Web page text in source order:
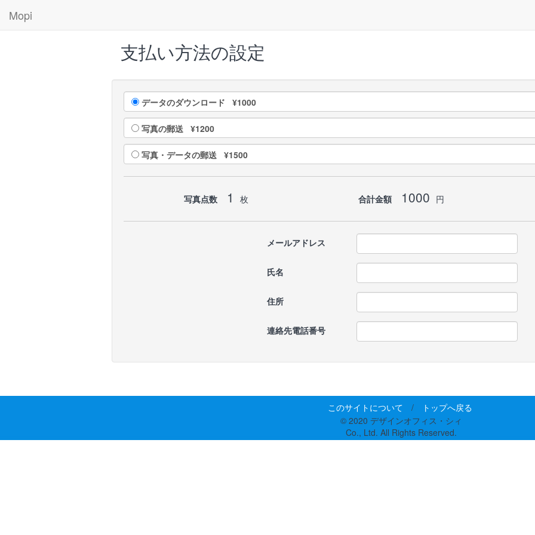
Mopi
支払い方法の設定
データのダウンロード ¥1000
写真の郵送 ¥1200
写真・データの郵送 ¥1500
写真点数 1 枚 合計金額 1000 円
メールアドレス
氏名
住所
連絡先電話番号
このサイトについて /
トップへ戻る
© 2020 デザインオフィス・シィ
Co., Ltd. All Rights Reserved.